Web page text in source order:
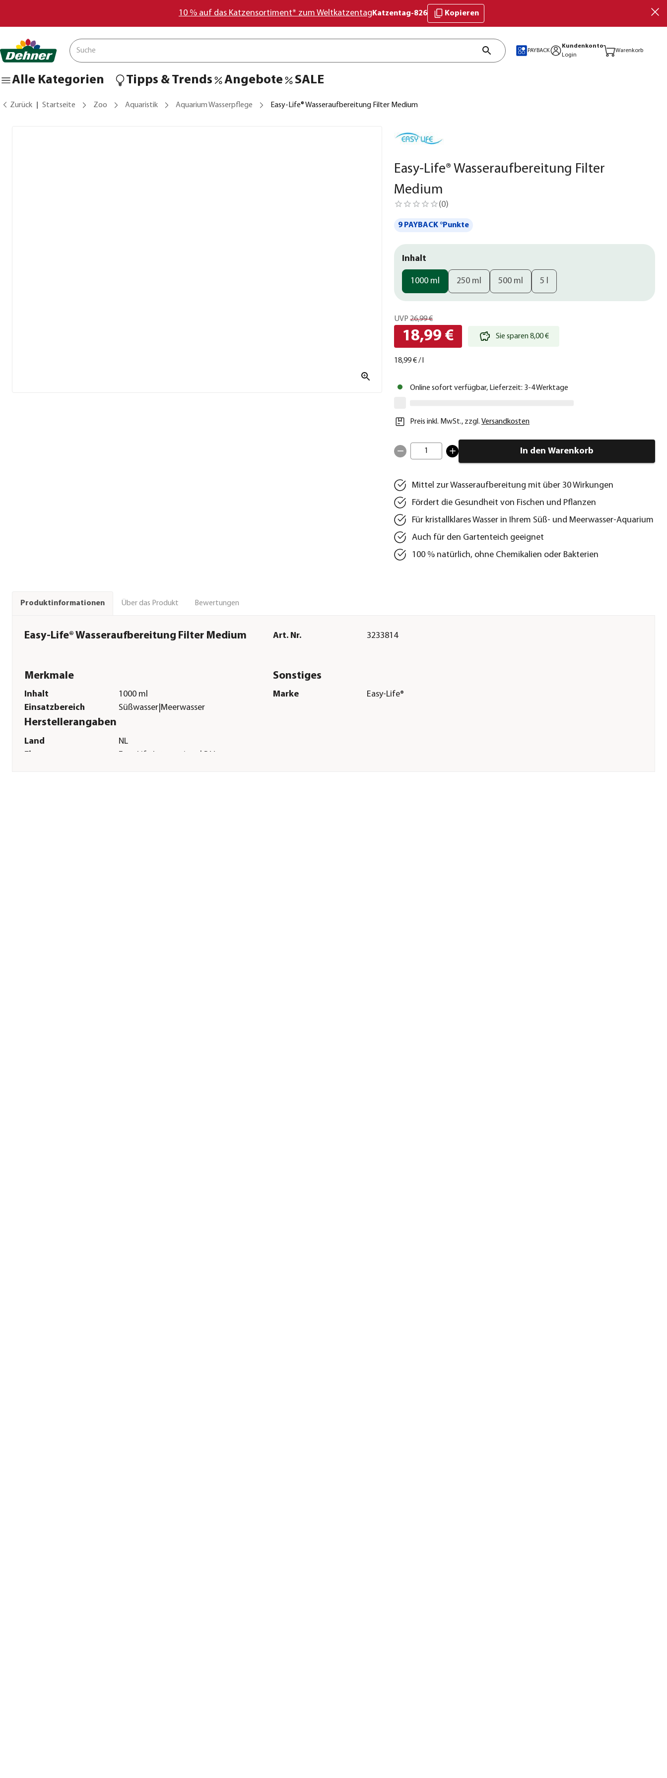
10 % auf das Katzensortiment* zum Weltkatzentag Katzentag-826 Kopieren
PAYBACK
Kundenkonto
Login
Warenkorb
Alle Kategorien Tipps & Trends Angebote SALE
Zurück Startseite Zoo Aquaristik Aquarium Wasserpflege Easy-Life® Wasseraufbereitung Filter Medium
Easy-Life® Wasseraufbereitung Filter
Medium
(0)
9 PAYBACK °Punkte
Inhalt
1000 ml 250 ml 500 ml 5 l
UVP 26,99 €
18,99 € Sie sparen 8,00 €
18,99 €/
Online sofort verfügbar, Lieferzeit: 3-4 Werktage
Preis inkl. MwSt., zzgl. Versandkosten
1 In den Warenkorb
Mittel zur Wasseraufbereitung mit über 30 Wirkungen
Fördert die Gesundheit von Fischen und Pflanzen
Für kristallklares Wasser in Ihrem Süß- und Meerwasser-Aquarium
Auch für den Gartenteich geeignet
100 % natürlich, ohne Chemikalien oder Bakterien
Produktinformationen Über das Produkt Bewertungen
Easy-Life® Wasseraufbereitung Filter Medium Art. Nr. 3233814
Merkmale
Inhalt
1000 ml
Einsatzbereich
Süßwasser|Meerwasser
Sonstiges
Marke Easy-Life®
Herstellerangaben
Land
NL
Firma
Easy Life International B.V.